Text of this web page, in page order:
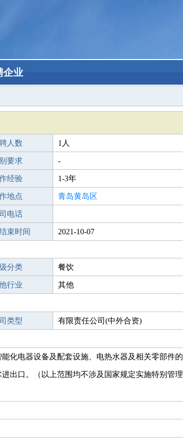
企业
人数 1人
要求 -
经验 1-3年
地点 青岛黄岛区
电话
束时间 2021-10-07
分类 餐饮
行业 其他
类型 有限责任公司(中外合资)
化电器设备及配套设施、电热水器及相关零部件的
出口。（以上范围均不涉及国家规定实施特别管理